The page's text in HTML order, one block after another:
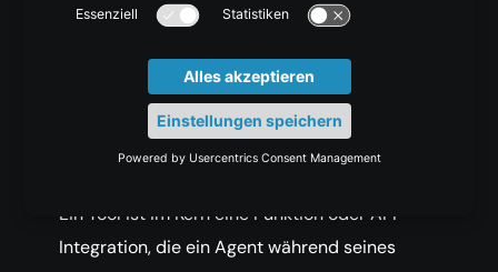
bei Bedarf eine feste
Tools: Fähigkeiten für Agenten
Ein Tool ist im Kern eine Funktion oder API-
Integration, die ein Agent während seines